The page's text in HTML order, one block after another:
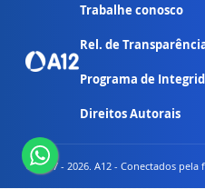
Trabalhe conosco
Rel. de
Programa de
Direitos Autorais
© 2007 - 2026. A12 - Conectados pela